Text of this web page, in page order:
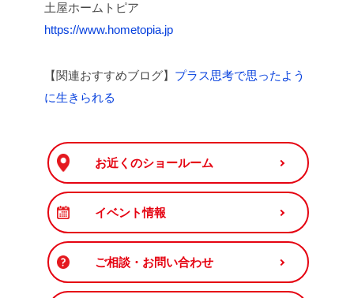
土屋ホームトピア
https://www.hometopia.jp
【関連おすすめブログ】 プラス思考で思ったよう
に生きられる
お近くのショールーム
イベント情報
ご相談・お問い合わせ